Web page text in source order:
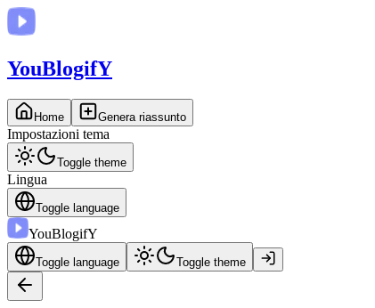
YouBlogifY
Home Genera riassunto
Impostazioni tema
Toggle theme
Lingua
Toggle language
YouBlogifY
Toggle language Toggle theme